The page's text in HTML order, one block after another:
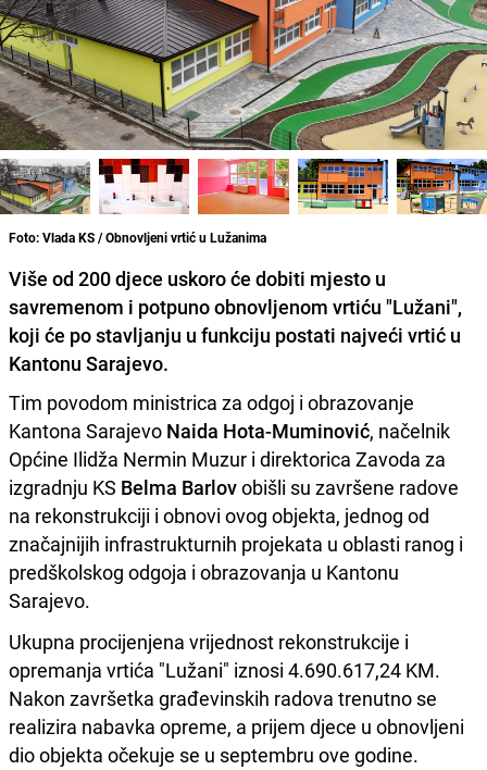
Foto: Vlada KS / Obnovljeni vrtić u Lužanima
Više od 200 djece uskoro će dobiti mjesto u
savremenom i potpuno obnovljenom vrtiću "Lužani",
koji će po stavljanju u funkciju postati najveći vrtić u
Kantonu Sarajevo.
Tim povodom ministrica za odgoj i obrazovanje
Kantona Sarajevo Naida Hota-Muminović, načelnik
Općine Ilidža Nermin Muzur i direktorica Zavoda za
izgradnju KS Belma Barlovobišli su završene radove
na rekonstrukciji i obnovi ovog objekta, jednog od
značajnijih infrastrukturnih projekata u oblasti ranog i
predškolskog odgoja i obrazovanja u Kantonu
Sarajevo.
Ukupna procijenjena vrijednost rekonstrukcije i
opremanja vrtića "Lužani" iznosi 4.690.617,24 KM.
Nakon završetka građevinskih radova trenutno se
realizira nabavka opreme, a prijem djece u obnovljeni
dio objekta očekuje se u septembru ove godine.